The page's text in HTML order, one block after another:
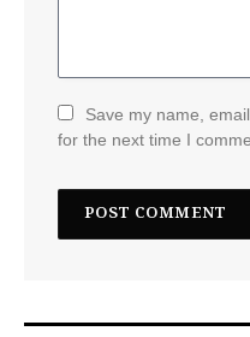
Save my name,
for the next time I